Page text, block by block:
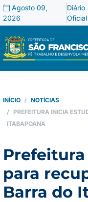
Agosto 09,
2026
Diário
Oficial
INÍCIO
NOTÍCIAS
PREFEITURA INICIA
ITABAPOANA
para
Barra do